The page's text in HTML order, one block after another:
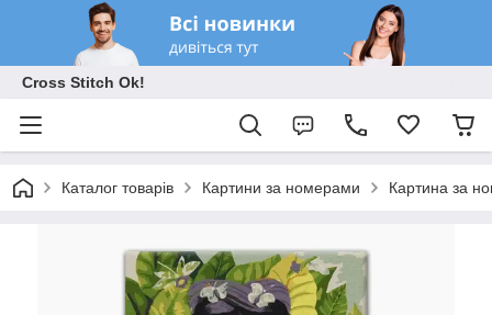
Cross Stitch Ok!
Каталог товарів Картини за номерами Картина за